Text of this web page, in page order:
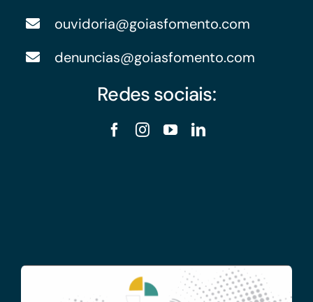
ouvidoria@goiasfomento.com
denuncias@goiasfomento.com
Redes sociais: